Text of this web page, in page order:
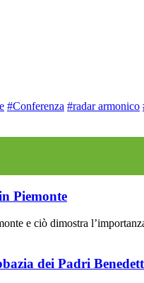
#Conferenza #radar armonico
Piemonte
e ciò dimostra
dei Padri